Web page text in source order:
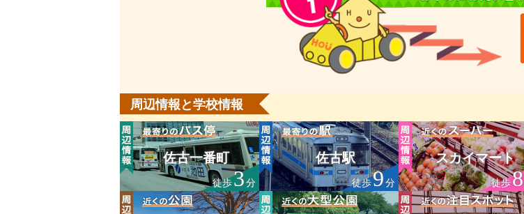
周辺情報と学校情報
佐古一番町
徒歩3分
佐古駅
徒歩9分
スカイマート
徒歩8